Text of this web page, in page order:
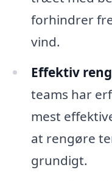
forhindrer
vind.
Effektiv
teams har
mest
at rengøre
grundigt.